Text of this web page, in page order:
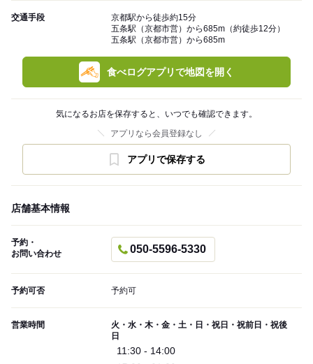
交通手段
京都駅から徒歩約15分
五条駅（京都市営）から685m（約徒歩12分）
五条駅（京都市営）から685m
食べログアプリで地図を開く
気になるお店を保存すると、いつでも確認できます。
アプリなら会員登録なし
アプリで保存する
店舗基本情報
予約・
お問い合わせ
050-5596-5330
予約可否 予約可
営業時間
火・水・木・金・土・日・祝日・祝前日・祝後
日
11:30 - 14:00